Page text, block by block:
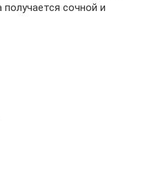
сочной и